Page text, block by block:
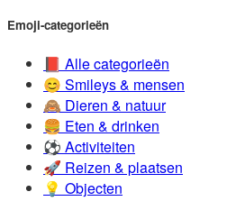
Emoji-categorieën
📕️ Alle categorieën
😊️ Smileys & mensen
🙈️ Dieren & natuur
🍔️ Eten & drinken
⚽️ Activiteiten
🚀️ Reizen & plaatsen
💡️ Objecten